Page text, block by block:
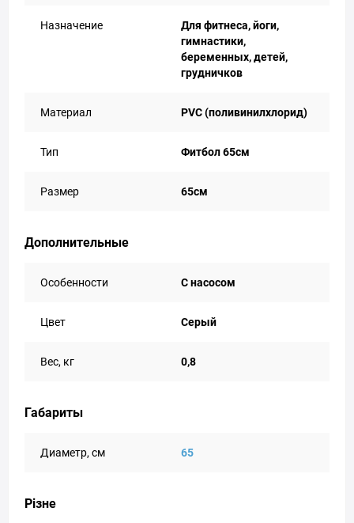
Назначение
Для фитнеса, йоги,
гимнастики,
беременных, детей,
грудничков
Материал PVC (поливинилхлорид)
Тип Фитбол 65см
Размер 65см
Дополнительные
Особенности С насосом
Цвет Серый
Вес, кг 0,8
Габариты
Диаметр, см 65
Різне